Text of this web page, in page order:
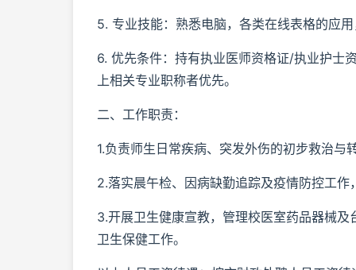
5. 专业技能：熟悉电脑，各类在线表格的应
6. 优先条件：持有执业医师资格证/执业护士
上相关专业职称者优先。
二、工作职责：
1.负责师生日常疾病、突发外伤的初步救治与
2.落实晨午检、因病缺勤追踪及疫情防控工
3.开展卫生健康宣教，管理校医室药品器械
卫生保健工作。